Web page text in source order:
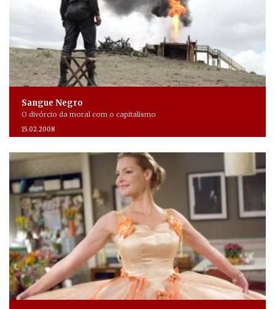
Sangue Negro
O divórcio da moral com o capitalismo
15.02.2008